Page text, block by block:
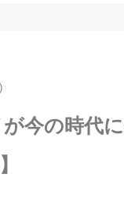
今の時代